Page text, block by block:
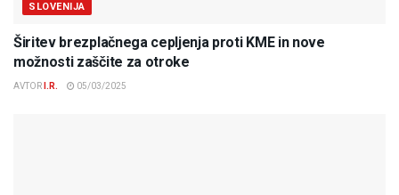
SLOVENIJA
Širitev brezplačnega cepljenja proti KME in nove
možnosti zaščite za otroke
AVTOR I.R. 05/03/2025